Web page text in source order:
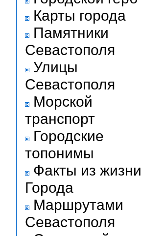
Карты города
Памятники
Севастополя
Улицы
Севастополя
Морской
транспорт
Городские
топонимы
Факты из жизни
Города
Маршрутами
Севастополя